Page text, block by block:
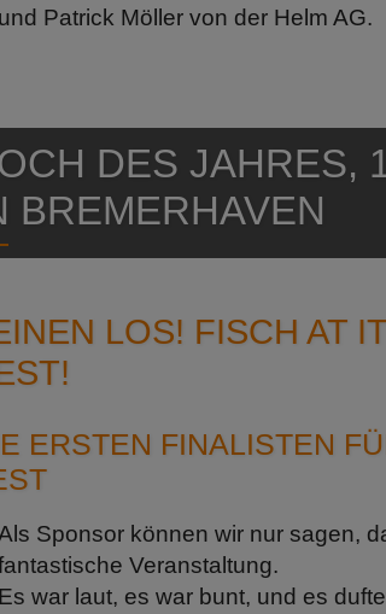
Patrick Möller von der Helm AG.
DES JAHRES,
BREMERHAVEN
LOS! FISCH AT
ERSTEN FINALISTEN
Sponsor können wir nur sagen,
Veranstaltung.
war laut, es war bunt, und es